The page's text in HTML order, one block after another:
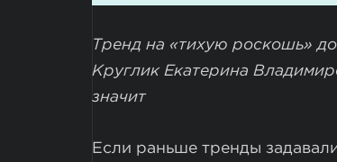
Тренд на «тихую роскошь»
Круглик Екатерина
значит
Если раньше тренды